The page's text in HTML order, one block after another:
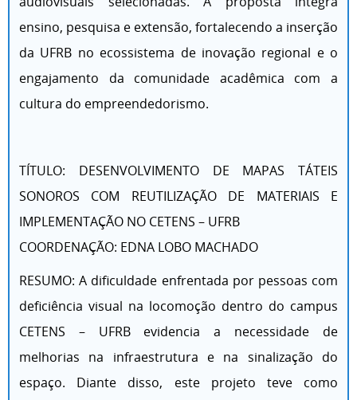
ensino, pesquisa e extensão, fortalecendo a inserção
da UFRB no ecossistema de inovação regional e o
engajamento da comunidade acadêmica com a
cultura do empreendedorismo.
TÍTULO: DESENVOLVIMENTO DE MAPAS TÁTEIS
SONOROS COM REUTILIZAÇÃO DE MATERIAIS E
IMPLEMENTAÇÃO NO CETENS – UFRB
COORDENAÇÃO: EDNA LOBO MACHADO
RESUMO: A dificuldade enfrentada por pessoas com
deficiência visual na locomoção dentro do campus
CETENS – UFRB evidencia a necessidade de
melhorias na infraestrutura e na sinalização do
espaço. Diante disso, este projeto teve como